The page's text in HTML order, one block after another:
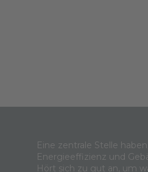
Eine zentrale Stelle
Energieeffizienz und
Hört sich zu gut an, um